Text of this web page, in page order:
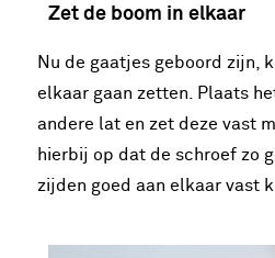
Zet de boom in elkaar
Nu de gaatjes geboord zijn,
elkaar gaan zetten. Plaats
andere lat en zet deze vast
hierbij op dat de schroef zo
zijden goed aan elkaar vast